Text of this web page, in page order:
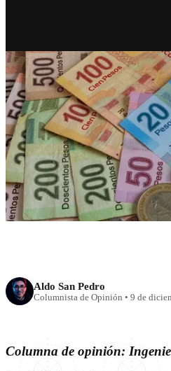
El nuevo
salarios que
que
Aldo San Pedro
Columnista de Opinión • 9 de
Columna de opinión: